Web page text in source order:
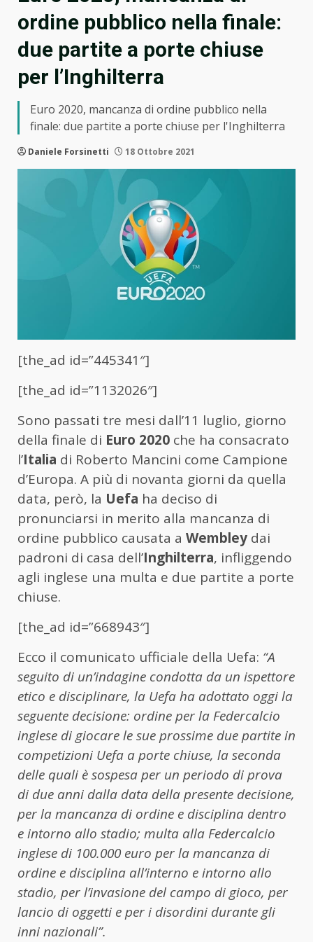
ordine pubblico nella finale:
due partite a porte chiuse
per l’Inghilterra
Euro 2020, mancanza di ordine pubblico nella
finale: due partite a porte chiuse per l'Inghilterra
Daniele Forsinetti 18 Ottobre 2021
[the_ad id=”445341″]
[the_ad id=”1132026″]
Sono passati tre mesi dall’11 luglio, giorno
della finale di Euro 2020 che ha consacrato
l’Italia di Roberto Mancini come Campione
d’Europa. A più di novanta giorni da quella
data, però, la Uefa ha deciso di
pronunciarsi in merito alla mancanza di
ordine pubblico causata a Wembley dai
padroni di casa dell’Inghilterra, infliggendo
agli inglese una multa e due partite a porte
chiuse.
[the_ad id=”668943″]
Ecco il comunicato ufficiale della Uefa: “A
seguito di un’indagine condotta da un ispettore
etico e disciplinare, la Uefa ha adottato oggi la
seguente decisione: ordine per la Federcalcio
inglese di giocare le sue prossime due partite in
competizioni Uefa a porte chiuse, la seconda
delle quali è sospesa per un periodo di prova
di due anni dalla data della presente decisione,
per la mancanza di ordine e disciplina dentro
e intorno allo stadio; multa alla Federcalcio
inglese di 100.000 euro per la mancanza di
ordine e disciplina all’interno e intorno allo
stadio, per l’invasione del campo di gioco, per
lancio di oggetti e per i disordini durante gli
inni nazionali”.